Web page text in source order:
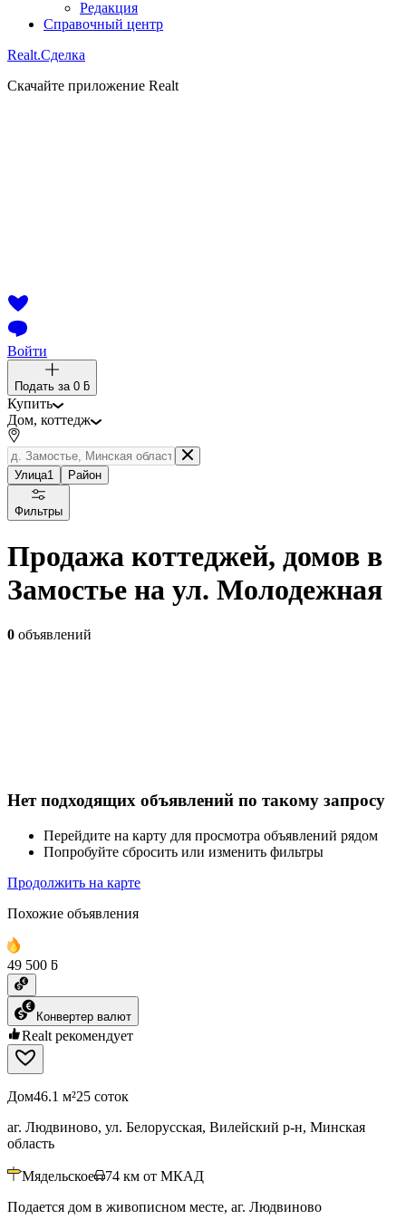
Редакция
Справочный центр
Realt.Сделка
Скачайте приложение Realt
Войти
Подать за 0 ƃ
Купить
Дом, коттедж
Улица1 Район
Фильтры
Продажа коттеджей, домов в
Замостье на ул. Молодежная
0 объявлений
Нет подходящих объявлений по такому запросу
Перейдите на карту для просмотра объявлений рядом
Попробуйте сбросить или изменить фильтры
Продолжить на карте
Похожие объявления
49 500 ƃ
Конвертер валют
Realt рекомендует
Дом46.1 м²25 соток
аг. Людвиново, ул. Белорусская, Вилейский р-н, Минская
область
Мядельское 74 км от МКАД
Подается дом в живописном месте, аг. Людвиново